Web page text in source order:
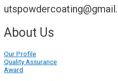
About Us
Our Profile
Quality Assurance
Award